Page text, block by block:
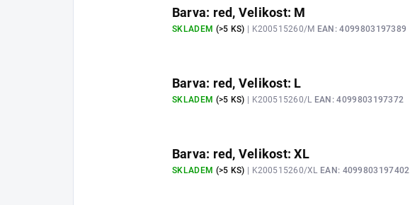
Barva: red, Velikost: M
SKLADEM (>5 KS) | K200515260/M EAN: 4099803197389
Barva: red, Velikost: L
SKLADEM (>5 KS) | K200515260/L EAN: 4099803197372
Barva: red, Velikost: XL
SKLADEM (>5 KS) | K200515260/XL EAN: 4099803197402